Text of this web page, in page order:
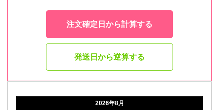
注文確定日から計算する
発送日から逆算する
2026年8月